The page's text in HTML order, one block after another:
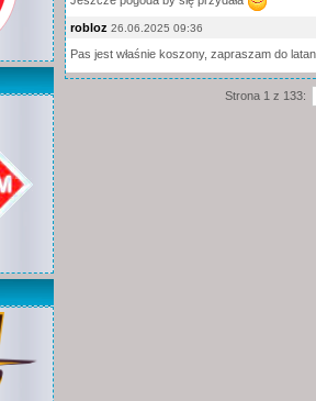
robloz 26.06.2025 09:36
Pas jest właśnie koszony, zapraszam do
Strona 1 z 133: